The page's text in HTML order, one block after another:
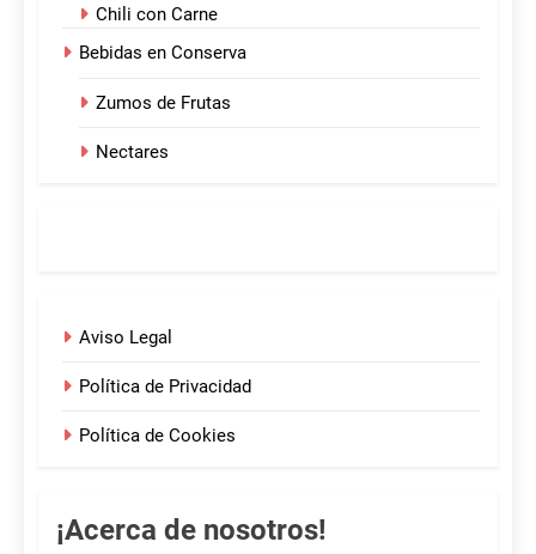
Chili con Carne
Bebidas en Conserva
Zumos de Frutas
Nectares
Aviso Legal
Política de Privacidad
Política de Cookies
¡Acerca de nosotros!